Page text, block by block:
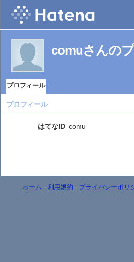
comuさんの
プロフィール
プロフィール
はてなID comu
ホーム - 利用規約 - プライバシーポリ